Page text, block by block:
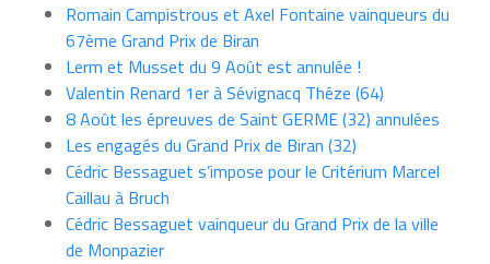
Romain Campistrous et Axel Fontaine vainqueurs du
67ème Grand Prix de Biran
Lerm et Musset du 9 Août est annulée !
Valentin Renard 1er à Sévignacq Théze (64)
8 Août les épreuves de Saint GERME (32) annulées
Les engagés du Grand Prix de Biran (32)
Cédric Bessaguet s’impose pour le Critérium Marcel
Caillau à Bruch
Cédric Bessaguet vainqueur du Grand Prix de la ville
de Monpazier